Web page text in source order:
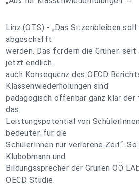
Linz (OTS) - „Das Sitzenbleiben
abgeschafft
werden. Das fordern die Grünen
jetzt endlich
auch Konsequenz des OECD
Klassenwiederholungen sind
pädagogisch offenbar ganz klar der
das
Leistungspotential von
bedeuten für die
SchülerInnen nur verlorene Zeit“.
Klubobmann und
Bildungssprecher der Grünen OÖ
OECD Studie.